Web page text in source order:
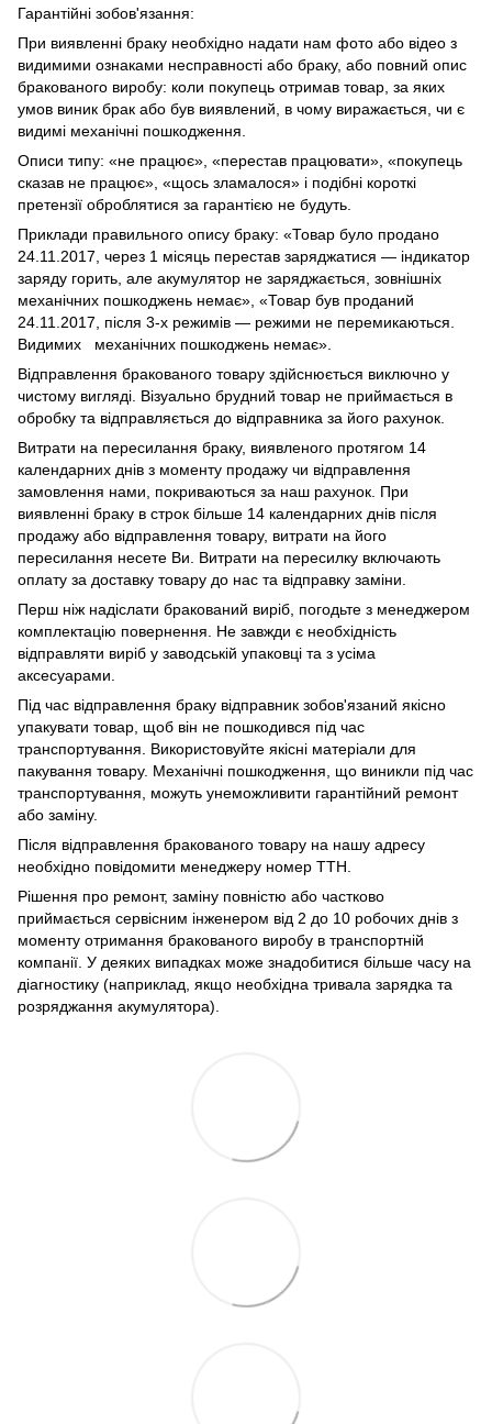
Гарантійні зобов'язання:
При виявленні браку необхідно надати нам фото або відео з
видимими ознаками несправності або браку, або повний опис
бракованого виробу: коли покупець отримав товар, за яких
умов виник брак або був виявлений, в чому виражається, чи є
видимі механічні пошкодження.
Описи типу: «не працює», «перестав працювати», «покупець
сказав не працює», «щось зламалося» і подібні короткі
претензії оброблятися за гарантією не будуть.
Приклади правильного опису браку: «Товар було продано
24.11.2017, через 1 місяць перестав заряджатися — індикатор
заряду горить, але акумулятор не заряджається, зовнішніх
механічних пошкоджень немає», «Товар був проданий
24.11.2017, після 3-х режимів — режими не перемикаються.
Видимих механічних пошкоджень немає».
Відправлення бракованого товару здійснюється виключно у
чистому вигляді. Візуально брудний товар не приймається в
обробку та відправляється до відправника за його рахунок.
Витрати на пересилання браку, виявленого протягом 14
календарних днів з моменту продажу чи відправлення
замовлення нами, покриваються за наш рахунок. При
виявленні браку в строк більше 14 календарних днів після
продажу або відправлення товару, витрати на його
пересилання несете Ви. Витрати на пересилку включають
оплату за доставку товару до нас та відправку заміни.
Перш ніж надіслати бракований виріб, погодьте з менеджером
комплектацію повернення. Не завжди є необхідність
відправляти виріб у заводській упаковці та з усіма
аксесуарами.
Під час відправлення браку відправник зобов'язаний якісно
упакувати товар, щоб він не пошкодився під час
транспортування. Використовуйте якісні матеріали для
пакування товару. Механічні пошкодження, що виникли під час
транспортування, можуть унеможливити гарантійний ремонт
або заміну.
Після відправлення бракованого товару на нашу адресу
необхідно повідомити менеджеру номер ТТН.
Рішення про ремонт, заміну повністю або частково
приймається сервісним інженером від 2 до 10 робочих днів з
моменту отримання бракованого виробу в транспортній
компанії. У деяких випадках може знадобитися більше часу на
діагностику (наприклад, якщо необхідна тривала зарядка та
розряджання акумулятора).